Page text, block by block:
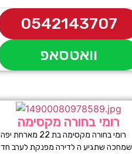
0542143707
וואטסאפ
רומי בחורה מקסימה
רומי בחורה מקסימה בת 22 מארחת יפה
שמחכה שתגיע ה לדירה מפנקת לערב חד